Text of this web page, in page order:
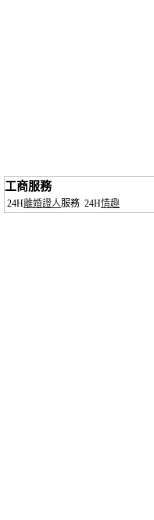
工商服務
24H離婚證人服務 24H情趣